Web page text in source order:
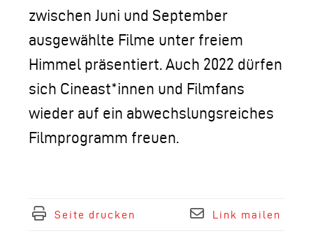
zwischen Juni und September
ausgewählte Filme unter freiem
Himmel präsentiert. Auch 2022 dürfen
sich Cineast*innen und Filmfans
wieder auf ein abwechslungsreiches
Filmprogramm freuen.
Seite drucken Link mailen